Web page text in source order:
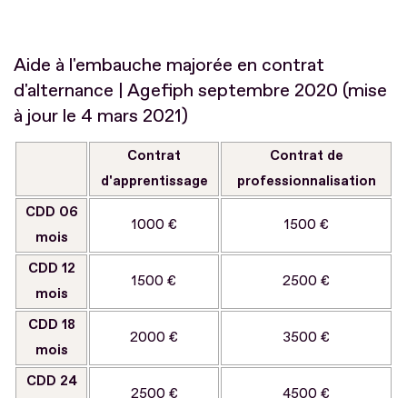
Aide à l'embauche majorée en contrat
d'alternance | Agefiph septembre 2020 (mise
à jour le 4 mars 2021)
Contrat
d'apprentissage
Contrat de
professionnalisation
CDD 06
mois
1000 € 1500 €
CDD 12
mois
1500 € 2500 €
CDD 18
mois
2000 € 3500 €
CDD 24
2500 € 4500 €